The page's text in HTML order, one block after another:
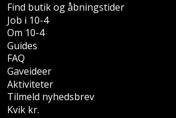
Find butik og åbningstider
Job i 10-4
Om 10-4
Guides
FAQ
Gaveideer
Aktiviteter
Tilmeld nyhedsbrev
Kvik kr.